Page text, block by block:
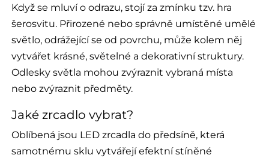
Když se mluví o odrazu, stojí za zmínku tzv. hra
šerosvitu. Přirozené nebo správně umístěné umělé
světlo, odrážející se od povrchu, může kolem něj
vytvářet krásné, světelné a dekorativní struktury.
Odlesky světla mohou zvýraznit vybraná místa
nebo zvýraznit předměty.
Jaké zrcadlo vybrat?
Oblíbená jsou LED zrcadla do předsíně, která
samotnému sklu vytvářejí efektní stíněné